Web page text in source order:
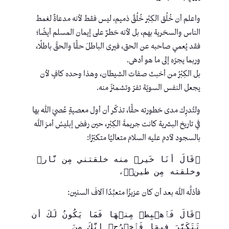
واعلم أن خُلُق الكِبْر خُلُقٌ ذميم، ليس فقط لأنه مدعاةٌ لغمط
الناس والسخرية بهم، بل لأنه خطرٌ على إيمان المسلم أيضًا؛
فقد يُعمي صاحبه عن الحق، فيرى الباطلَ حقًّا والحقَّ باطلًا،
وربما يجرّه إلى ما هو أدهى.
بل الكِبْرُ من أخبث صفات الشيطان، وهذا وحده كافٍ لأن
يجعل النفس السويّة تفرّ وتشمئزّ منه.
ولتُدرِك مدى خطورته حقًّا، تذكّر أن أول معصيةٍ عُصيَ اللهُ بها
في تاريخ البشرية كانت جريمةَ الكِبْر، حين رفض إبليسُ أمرَ الله
بالسجود لآدم عليه السلام متعاليًا متكبّرًا:
وخلقته مِن طينࣲ﴾،
فأذلَّه الله بعد أن كان عزيزًا متعبِّدًا آلافَ السنين:
تَتَكَبَّرَ فِیهَا فَٱخۡرُجۡ إِنَّكَ مِنَ